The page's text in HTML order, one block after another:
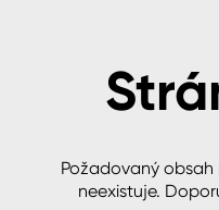
technické
Požadovaný
neexistuje.